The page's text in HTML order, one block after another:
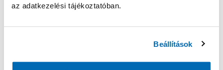
az adatkezelési tájékoztatóban.
Beállítások